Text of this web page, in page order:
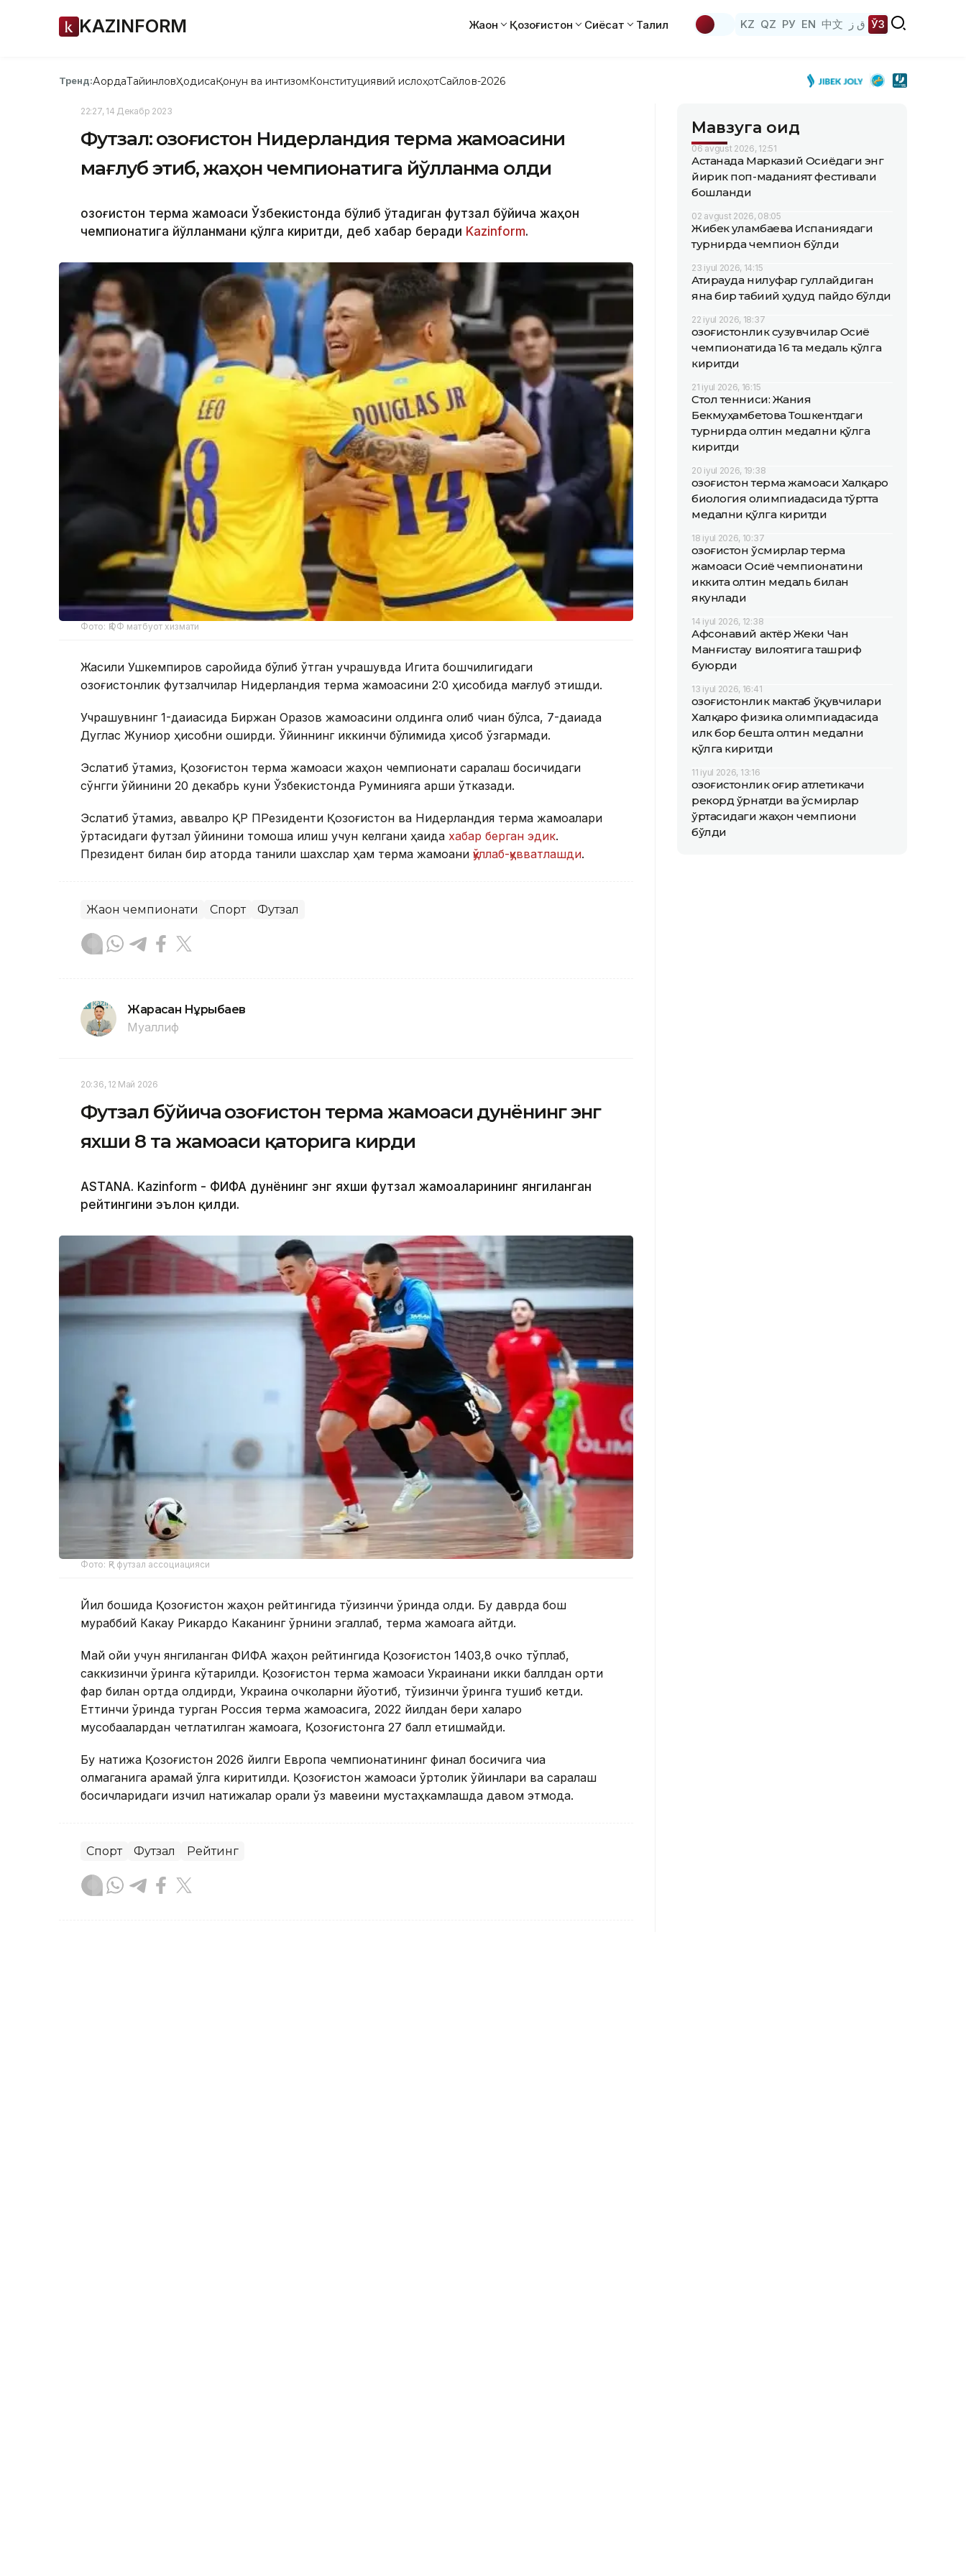
KAZINFORM Жаҳон Қозоғистон Сиёсат Таҳлил KZ QZ РУ EN 中文 ق ز ЎЗ
Тренд:АқордаТайинловҲодисаҚонун ва интизомКонституциявий ислоҳотСайлов-2026
22:27, 14 Декабр 2023
Футзал: Қозоғистон Нидерландия терма жамоасини
мағлуб этиб, жаҳон чемпионатига йўлланма олди
Қозоғистон терма жамоаси Ўзбекистонда бўлиб ўтадиган футзал бўйича жаҳон
чемпионатига йўлланмани қўлга киритди, деб хабар беради Kazinform.
Фото: ҚФФ матбуот хизмати
Жақсилиқ Ушкемпиров саройида бўлиб ўтган учрашувда Игита бошчилигидаги
қозоғистонлик футзалчилар Нидерландия терма жамоасини 2:0 ҳисобида мағлуб этишди.
Учрашувнинг 1-дақиқасида Биржан Оразов жамоасини олдинга олиб чиққан бўлса, 7-дақиқада
Дуглас Жуниор ҳисобни оширди. Ўйиннинг иккинчи бўлимида ҳисоб ўзгармади.
Эслатиб ўтамиз, Қозоғистон терма жамоаси жаҳон чемпионати саралаш босқичидаги
сўнгги ўйинини 20 декабрь куни Ўзбекистонда Руминияга қарши ўтказади.
Эслатиб ўтамиз, аввалроқ ҚР ПРезиденти Қозоғистон ва Нидерландия терма жамоалари
ўртасидаги футзал ўйинини томоша қилиш учун келгани ҳақида хабар берган эдик.
Президент билан бир қаторда таниқли шахслар ҳам терма жамоани қўллаб-қувватлашди.
Жаҳон чемпионати Спорт Футзал
Жарасқан Нұрыбаев
Муаллиф
20:36, 12 Май 2026
Футзал бўйича Қозоғистон терма жамоаси дунёнинг энг
яхши 8 та жамоаси қаторига кирди
ASTANA. Kazinform - ФИФА дунёнинг энг яхши футзал жамоаларининг янгиланган
рейтингини эълон қилди.
Фото: ҚР футзал ассоциацияси
Йил бошида Қозоғистон жаҳон рейтингида тўққизинчи ўринда қолди. Бу даврда бош
мураббий Какау Рикардо Каканинг ўрнини эгаллаб, терма жамоага қайтди.
Май ойи учун янгиланган ФИФА жаҳон рейтингида Қозоғистон 1403,8 очко тўплаб,
саккизинчи ўринга кўтарилди. Қозоғистон терма жамоаси Украинани икки баллдан ортиқ
фарқ билан ортда қолдирди, Украина очколарни йўқотиб, тўққизинчи ўринга тушиб кетди.
Еттинчи ўринда турган Россия терма жамоасига, 2022 йилдан бери халқаро
мусобақалардан четлатилган жамоага, Қозоғистонга 27 балл етишмайди.
Бу натижа Қозоғистон 2026 йилги Европа чемпионатининг финал босқичига чиқа
олмаганига қарамай қўлга киритилди. Қозоғистон жамоаси ўртоқлик ўйинлари ва саралаш
босқичларидаги изчил натижалар орқали ўз мавқеини мустаҳкамлашда давом этмоқда.
Спорт Футзал Рейтинг
Мавзуга оид
06 avgust 2026, 12:51
Астанада Марказий Осиёдаги энг
йирик поп-маданият фестивали
бошланди
02 avgust 2026, 08:05
Жибек Қуламбаева Испаниядаги
турнирда чемпион бўлди
23 iyul 2026, 14:15
Атирауда нилуфар гуллайдиган
яна бир табиий ҳудуд пайдо бўлди
22 iyul 2026, 18:37
Қозоғистонлик сузувчилар Осиё
чемпионатида 16 та медаль қўлга
киритди
21 iyul 2026, 16:15
Стол тенниси: Жания
Бекмуҳамбетова Тошкентдаги
турнирда олтин медални қўлга
киритди
20 iyul 2026, 19:38
Қозоғистон терма жамоаси Халқаро
биология олимпиадасида тўртта
медални қўлга киритди
18 iyul 2026, 10:37
Қозоғистон ўсмирлар терма
жамоаси Осиё чемпионатини
иккита олтин медаль билан
якунлади
14 iyul 2026, 12:38
Афсонавий актёр Жеки Чан
Манғистау вилоятига ташриф
буюрди
13 iyul 2026, 16:41
Қозоғистонлик мактаб ўқувчилари
Халқаро физика олимпиадасида
илк бор бешта олтин медални
қўлга киритди
11 iyul 2026, 13:16
Қозоғистонлик оғир атлетикачи
рекорд ўрнатди ва ўсмирлар
ўртасидаги жаҳон чемпиони
бўлди